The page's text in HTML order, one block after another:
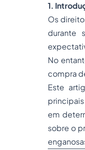
1.
Os
durante
No
compra
Este
em
sobre o